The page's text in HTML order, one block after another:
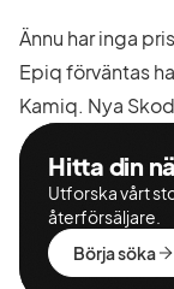
Ännu har inga
Epiq förväntas
Kamiq. Nya
Hitta din
Utforska vårt
återförsäljare.
Börja söka